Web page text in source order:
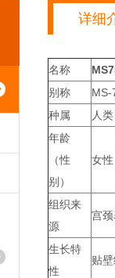
详细
名称
别称
MS-
种属
人类
年龄
（性
别）
女
组织来
源
宫
生长特
性
贴